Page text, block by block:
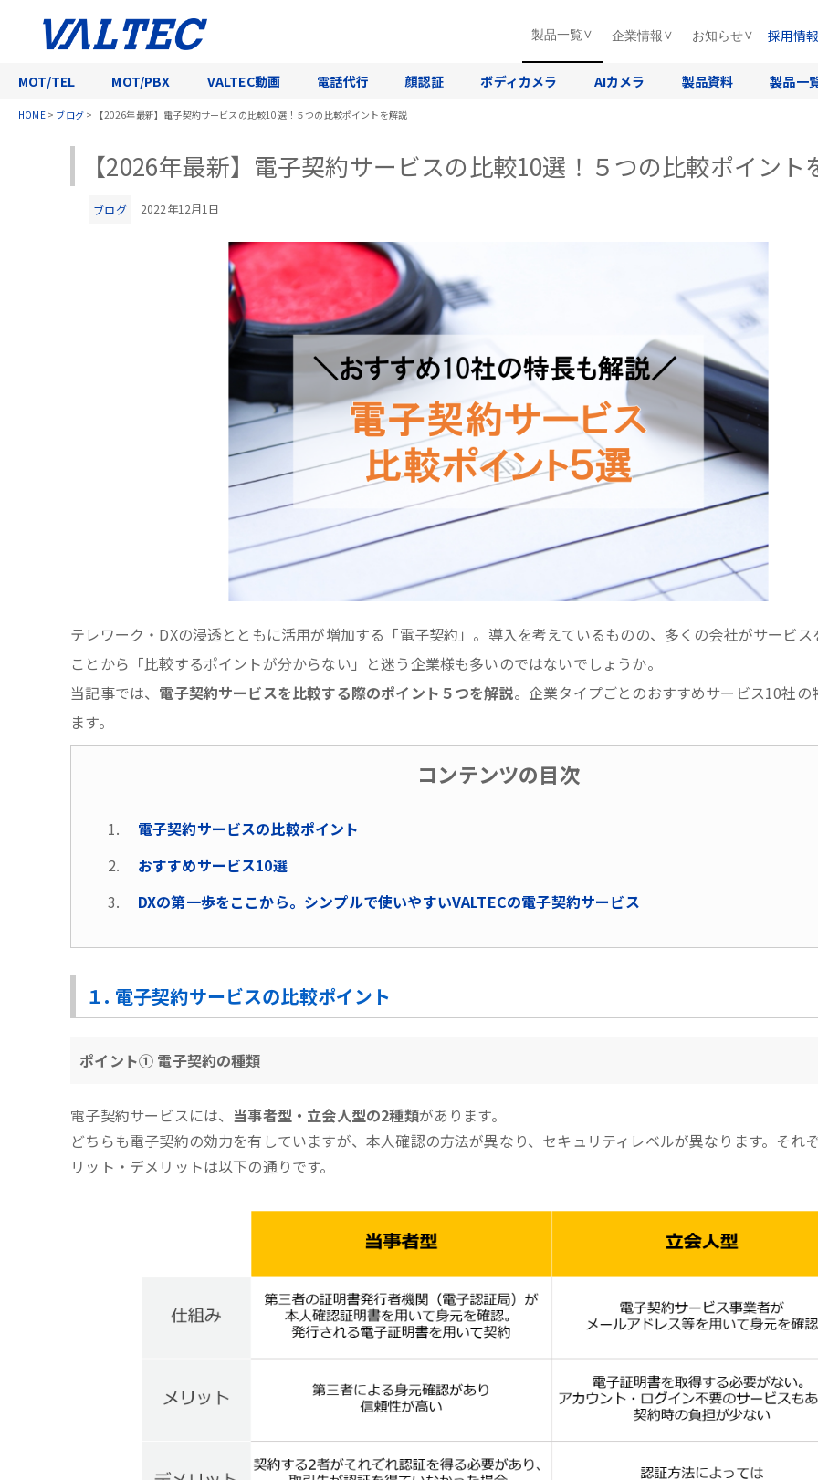
製品一覧
MOT/TEL MOT/PBX VALTEC動画 電話代行 顔認証 ボディカメラ AIカメラ 製品資料 製品一
企業情報 お知らせ 採用情報
HOME> ブログ> 【2026年最新】電子契約サービスの比較10選！５つの比較ポイントを解説
【2026年最新】電子契約サービスの比較10選！５つの比較ポイント
ブログ 2022年12月1日
テレワーク・DXの浸透とともに活用が増加する「電子契約」。導入を考えているものの、多くの会社がサービス
ことから「比較するポイントが分からない」と迷う企業様も多いのではないでしょうか。
当記事では、 電子契約サービスを比較する際のポイント５つを解説。企業タイプごとのおすすめサービス10社の
ます。
コンテンツの目次
電子契約サービスの比較ポイント
おすすめサービス10選
DXの第一歩をここから。シンプルで使いやすいVALTECの電子契約サービス
１. 電子契約サービスの比較ポイント
ポイント① 電子契約の種類
電子契約サービスには、 当事者型・立会人型の2種類があります。
どちらも電子契約の効力を有していますが、本人確認の方法が異なり、セキュリティレベルが異なります。それ
リット・デメリットは以下の通りです。